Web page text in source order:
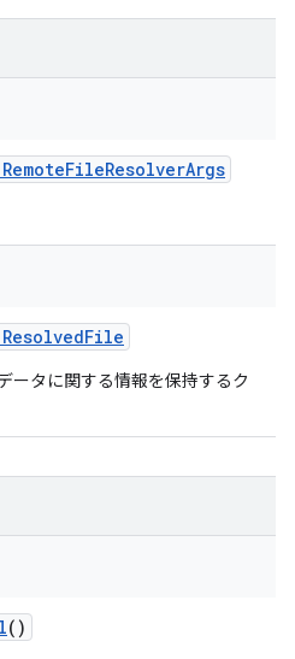
RemoteFileResolverArgs
ResolvedFile
ータに関する情報を保持するク
()